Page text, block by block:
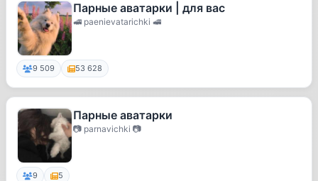
Парные аватарки | для вас
🚅 paenievatarichki 🚅
9 509 53 628
Парные аватарки
📷 parnavichki 📷
9 5